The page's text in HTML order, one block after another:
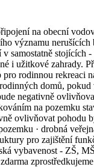
na obecní
významu
samostatně
i užitkové zahrady.
rodinnou rekreaci
domů,
negativně
na pozemku
ovlivňovat pohodu
· drobná
pro zajištění
vybavenost - ZŠ,